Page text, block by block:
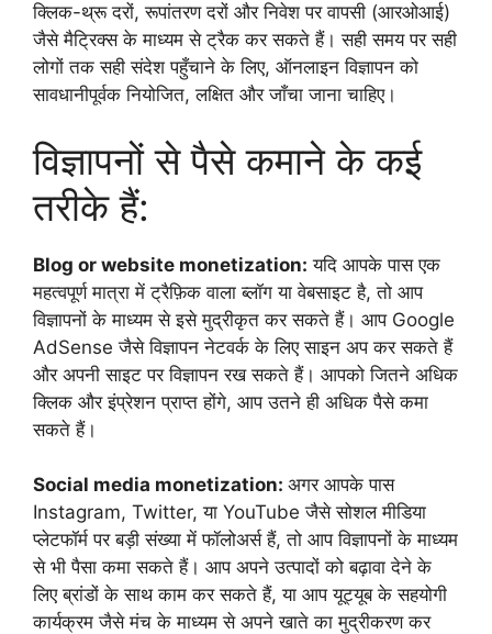
क्लिक-थ्रू दरों, रूपांतरण दरों और निवेश पर वापसी (आरओआई)
जैसे मैट्रिक्स के माध्यम से ट्रैक कर सकते हैं। सही समय पर सही
लोगों तक सही संदेश पहुँचाने के लिए, ऑनलाइन विज्ञापन को
सावधानीपूर्वक नियोजित, लक्षित और जाँचा जाना चाहिए।
विज्ञापनों से पैसे कमाने के कई
तरीके हैं:
Blog or website monetization: यदि आपके पास एक
महत्वपूर्ण मात्रा में ट्रैफ़िक वाला ब्लॉग या वेबसाइट है, तो आप
विज्ञापनों के माध्यम से इसे मुद्रीकृत कर सकते हैं। आप Google
AdSense जैसे विज्ञापन नेटवर्क के लिए साइन अप कर सकते हैं
और अपनी साइट पर विज्ञापन रख सकते हैं। आपको जितने अधिक
क्लिक और इंप्रेशन प्राप्त होंगे, आप उतने ही अधिक पैसे कमा
सकते हैं।
Social media monetization: अगर आपके पास
Instagram, Twitter, या YouTube जैसे सोशल मीडिया
प्लेटफॉर्म पर बड़ी संख्या में फॉलोअर्स हैं, तो आप विज्ञापनों के माध्यम
से भी पैसा कमा सकते हैं। आप अपने उत्पादों को बढ़ावा देने के
लिए ब्रांडों के साथ काम कर सकते हैं, या आप यूट्यूब के सहयोगी
कार्यक्रम जैसे मंच के माध्यम से अपने खाते का मुद्रीकरण कर